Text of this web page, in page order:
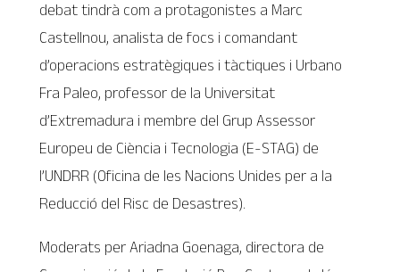
debat tindrà com a protagonistes a Marc
Castellnou, analista de focs i comandant
d’operacions estratègiques i tàctiques i Urbano
Fra Paleo, professor de la Universitat
d’Extremadura i membre del Grup Assessor
Europeu de Ciència i Tecnologia (E-STAG) de
l’UNDRR (Oficina de les Nacions Unides per a la
Reducció del Risc de Desastres).
Moderats per Ariadna Goenaga, directora de